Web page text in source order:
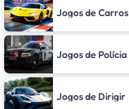
Jogos de Carros
Jogos de Polícia
Jogos de Dirigir